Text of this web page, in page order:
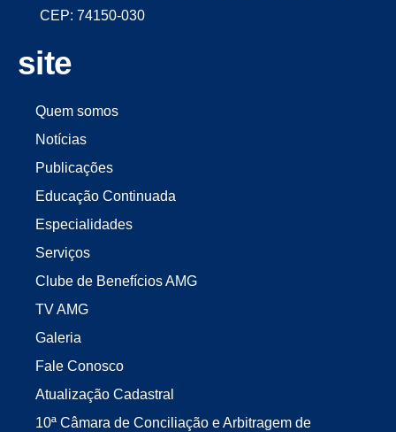
CEP: 74150-030
site
Quem somos
Notícias
Publicações
Educação Continuada
Especialidades
Serviços
Clube de Benefícios AMG
TV AMG
Galeria
Fale Conosco
Atualização Cadastral
10ª Câmara de Conciliação e Arbitragem de